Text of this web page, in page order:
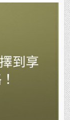
享
受
的